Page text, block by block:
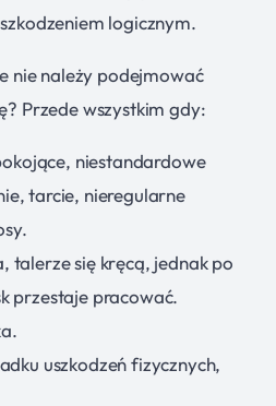
logicznym.
nie należy podejmować
Przede wszystkim gdy:
niestandardowe
tarcie, nieregularne
talerze się kręcą, jednak po
przestaje pracować.
uszkodzeń fizycznych,